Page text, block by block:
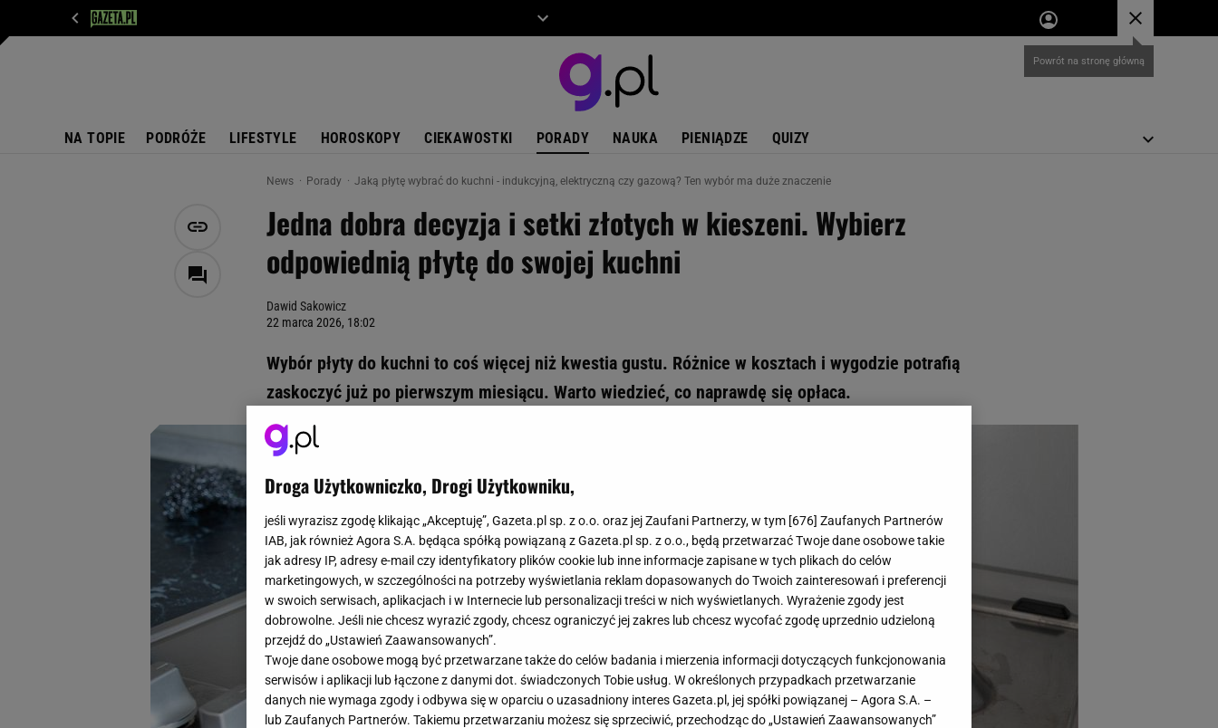
NA TOPIE PODRÓŻE LIFESTYLE HOROSKOPY CIEKAWOSTKI PORADY NAUKA PIENIĄDZE QUIZY
News Porady Jaką płytę wybrać do kuchni - indukcyjną, elektryczną czy gazową? Ten wybór ma duże znaczenie
Jedna dobra decyzja i setki złotych w kieszeni. Wybierz
odpowiednią płytę do swojej kuchni
Dawid Sakowicz
22 marca 2026, 18:02
Wybór płyty do kuchni to coś więcej niż kwestia gustu. Różnice w kosztach i wygodzie potrafią
zaskoczyć już po pierwszym miesiącu. Warto wiedzieć, co naprawdę się opłaca.
Droga Użytkowniczko, Drogi Użytkowniku,
jeśli wyrazisz zgodę klikając „Akceptuję”, Gazeta.pl sp. z o.o. oraz jej Zaufani Partnerzy, w tym [676] Zaufanych Partnerów
IAB, jak również Agora S.A. będąca spółką powiązaną z Gazeta.pl sp. z o.o., będą przetwarzać Twoje dane osobowe takie
jak adresy IP, adresy e-mail czy identyfikatory plików cookie lub inne informacje zapisane w tych plikach do celów
marketingowych, w szczególności na potrzeby wyświetlania reklam dopasowanych do Twoich zainteresowań i preferencji
w swoich serwisach, aplikacjach i w Internecie lub personalizacji treści w nich wyświetlanych. Wyrażenie zgody jest
dobrowolne. Jeśli nie chcesz wyrazić zgody, chcesz ograniczyć jej zakres lub chcesz wycofać zgodę uprzednio udzieloną
przejdź do „Ustawień Zaawansowanych”.
Twoje dane osobowe mogą być przetwarzane także do celów badania i mierzenia informacji dotyczących funkcjonowania
serwisów i aplikacji lub łączone z danymi dot. świadczonych Tobie usług. W określonych przypadkach przetwarzanie
danych nie wymaga zgody i odbywa się w oparciu o uzasadniony interes Gazeta.pl, jej spółki powiązanej – Agora S.A. –
lub Zaufanych Partnerów. Takiemu przetwarzaniu możesz się sprzeciwić, przechodząc do „Ustawień Zaawansowanych”